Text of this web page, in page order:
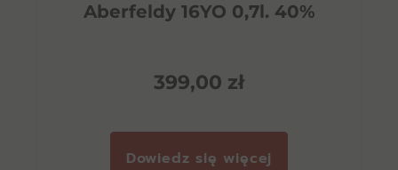
Aberfeldy 16YO 0,7l. 40%
399,00 zł
Dowiedz się więcej